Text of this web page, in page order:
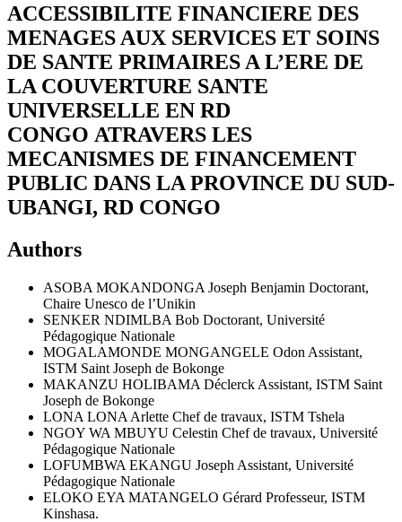
ACCESSIBILITE FINANCIERE DES
MENAGES AUX SERVICES ET SOINS
DE SANTE PRIMAIRES A L’ERE DE
LA COUVERTURE SANTE
UNIVERSELLE EN RD
CONGO ATRAVERS LES
MECANISMES DE FINANCEMENT
PUBLIC DANS LA PROVINCE DU SUD-
UBANGI, RD CONGO
Authors
ASOBA MOKANDONGA Joseph Benjamin Doctorant,
Chaire Unesco de l’Unikin
SENKER NDIMLBA Bob Doctorant, Université
Pédagogique Nationale
MOGALAMONDE MONGANGELE Odon Assistant,
ISTM Saint Joseph de Bokonge
MAKANZU HOLIBAMA Déclerck Assistant, ISTM Saint
Joseph de Bokonge
LONA LONA Arlette Chef de travaux, ISTM Tshela
NGOY WA MBUYU Celestin Chef de travaux, Université
Pédagogique Nationale
LOFUMBWA EKANGU Joseph Assistant, Université
Pédagogique Nationale
ELOKO EYA MATANGELO Gérard Professeur, ISTM
Kinshasa.